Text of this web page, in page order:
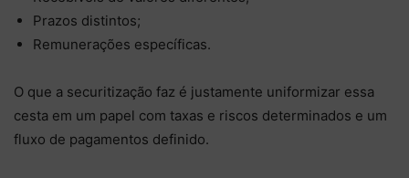
Prazos distintos;
Remunerações específicas.
O que a securitização faz é justamente uniformizar essa
cesta em um papel com taxas e riscos determinados e um
fluxo de pagamentos definido.